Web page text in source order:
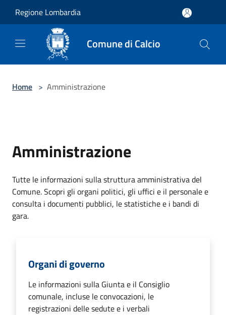
Regione Lombardia
Comune di Calcio
Home > Amministrazione
Amministrazione
Tutte le informazioni sulla struttura amministrativa del
Comune. Scopri gli organi politici, gli uffici e il personale e
consulta i documenti pubblici, le statistiche e i bandi di
gara.
Organi di governo
Le informazioni sulla Giunta e il Consiglio
comunale, incluse le convocazioni, le
registrazioni delle sedute e i verbali